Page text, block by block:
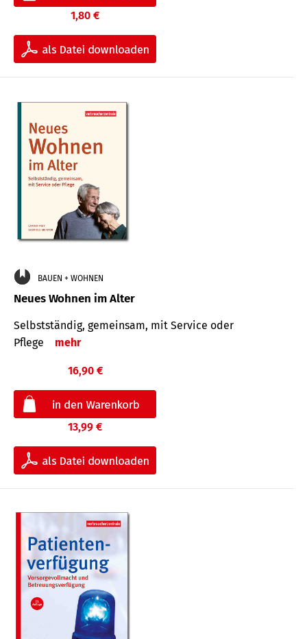
1,80 €
BAUEN + WOHNEN
Neues Wohnen im Alter
Selbstständig, gemeinsam, mit Service oder
Pflege
mehr
16,90 €
13,99 €